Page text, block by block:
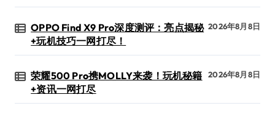
OPPO Find X9 Pro深度测评：亮点揭秘
+玩机技巧一网打尽！
2026年8月8日
荣耀500 Pro携MOLLY来袭！玩机秘籍
+资讯一网打尽
2026年8月8日